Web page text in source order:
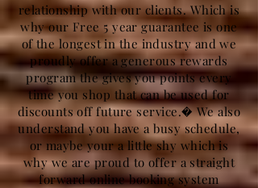
relationship with our clients. Which is
why our Free 5 year guarantee is one
of the longest in the industry and we
proudly offer a generous rewards
program the gives you points every
time you shop that can be used for
discounts off future service.� We also
understand you have a busy schedule,
or maybe your a little shy which is
why we are proud to offer a straight
forward online booking system